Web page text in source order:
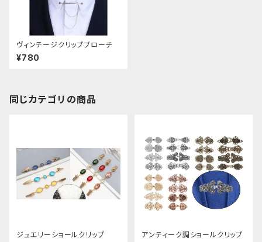
ヴィンテージクリップブローチ
¥780
同じカテゴリの商品
ジュエリーショールクリップ アンティーク調ショールクリップ